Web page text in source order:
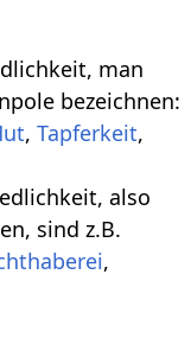
man
bezeichnen:
, Tapferkeit,
also
sind z.B.
,